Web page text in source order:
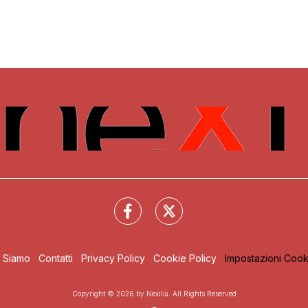
Siamo Contatti Privacy Policy Cookie Policy Impostazioni
Copyright © 2026 by Nexilia. All Rights Reserved